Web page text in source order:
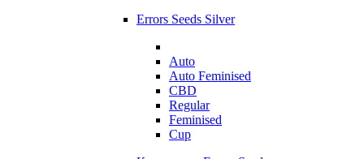
Errors Seeds Silver
Auto
Auto Feminised
CBD
Regular
Feminised
Cup